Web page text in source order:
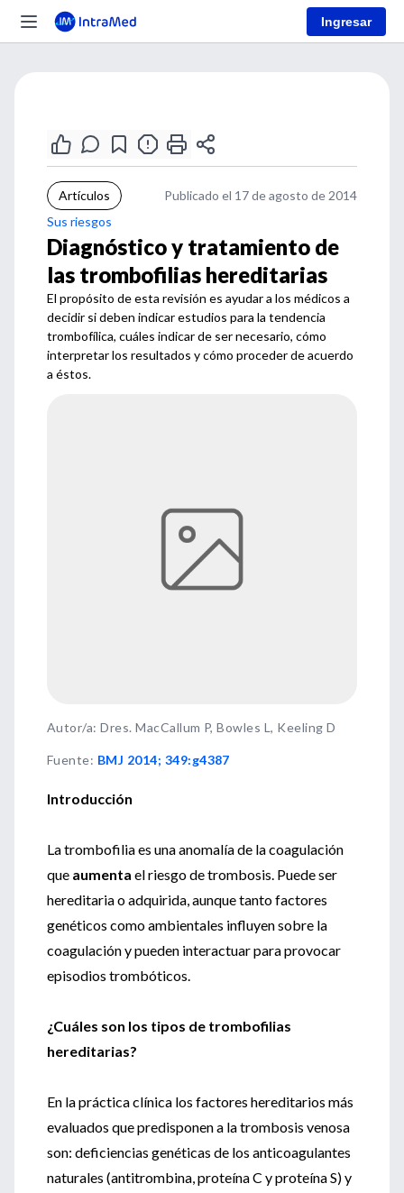
Ingresar
Artículos
Publicado el 17 de agosto de 2014
Sus riesgos
Diagnóstico y tratamiento de
las trombofilias hereditarias
El propósito de esta revisión es ayudar a los médicos a
decidir si deben indicar estudios para la tendencia
trombofílica, cuáles indicar de ser necesario, cómo
interpretar los resultados y cómo proceder de acuerdo
a éstos.
Autor/a: Dres. MacCallum P, Bowles L, Keeling D
Fuente: BMJ 2014; 349:g4387
Introducción
La trombofilia es una anomalía de la coagulación
que aumenta el riesgo de trombosis. Puede ser
hereditaria o adquirida, aunque tanto factores
genéticos como ambientales influyen sobre la
coagulación y pueden interactuar para provocar
episodios trombóticos.
¿Cuáles son los tipos de trombofilias
hereditarias?
En la práctica clínica los factores hereditarios más
evaluados que predisponen a la trombosis venosa
son: deficiencias genéticas de los anticoagulantes
naturales (antitrombina, proteína C y proteína S) y